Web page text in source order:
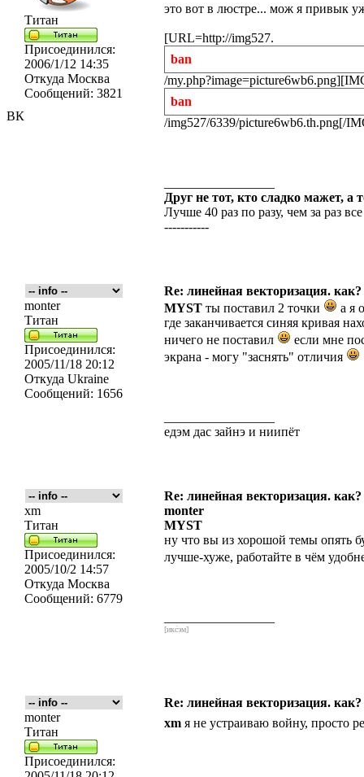
ВК
Титан
Присоединился:
2006/1/12 14:35
Откуда Москва
Сообщений: 3821
это вот в люстре... мож я привык
[URL=http://img527.
ban
/
ban
/img527/6339/picture6wb6.th.png[/
Друг не тот, кто сладко мажет, а
Лучше 40 раз по разу, чем за раз
-----------
Re: линейная векторизация. как?
monter
Титан
Присоединился:
2005/11/18 20:12
Откуда Ukraine
Сообщений: 1656
MYST ты поставил 2 точки
а я
где заканчивается синяя кривая
ничего не поставил
если мне
экрана - могу "заснять" отличия
едэм дас зайнэ и ниипёт
Re: линейная векторизация. как?
xm
Титан
Присоединился:
2005/10/2 14:57
Откуда Москва
Сообщений: 6779
monter
MYST
ну что вы из хорошой темы опять
лучше-хуже, работайте в чём
[икс́эм]
Re: линейная векторизация. как?
monter
Титан
Присоединился:
xm я не устраиваю войну, просто